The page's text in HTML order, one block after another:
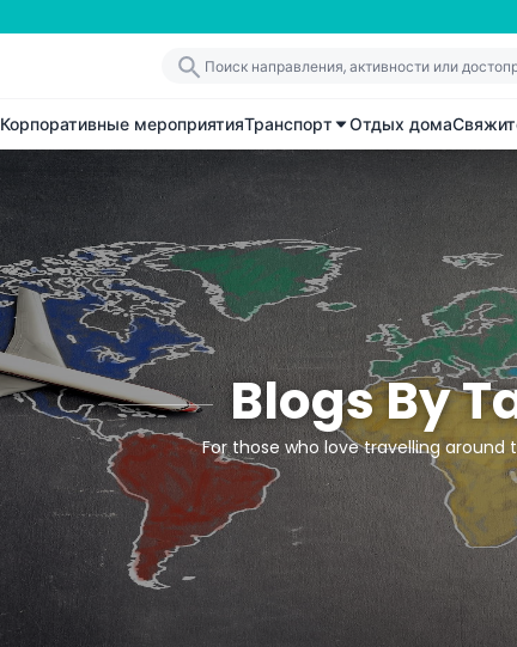
Корпоративные мероприятияТранспорт Отдых дома
Blogs By
For those who love travelling around